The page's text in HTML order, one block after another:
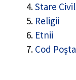
Stare
Religii
Etnii
Cod